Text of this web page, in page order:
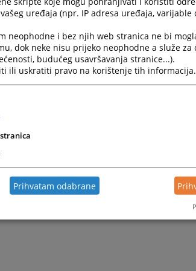
uređaja (npr. IP adresa uređaja, varijable
neophodne i bez njih web stranica ne bi
dok neke nisu prijeko neophodne a služe za
budućeg usavršavanja stranice...).
ili uskratiti pravo na korištenje tih informacija.
Prihvatam odabrane